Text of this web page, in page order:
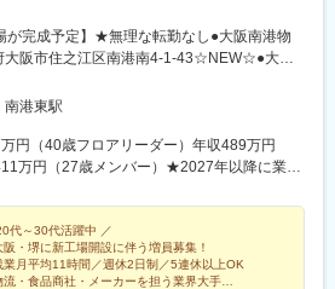
が完成予定】★無理な転勤なし●大阪南港物
大阪市住之江区南港南4-1-43☆NEW☆●大阪
府堺市堺区匠町11-3※入社後は「大阪南港物
なります。※新工場の完成後、配属先が「大
車かバス＞どのセンターも車通勤が可能！
り、実際に社員の半数近くが車通勤です。バ
もありません！仕事が終わったらすんなり
＜転勤について＞最大限考慮して、無理な
※受動喫煙対策：屋内全面禁煙（屋外に喫煙ス
南港東駅
円（40歳フロアリーダー）年収489万円
万円（27歳メンバー）★2027年以降に業界
その他手当（家族手当・残業手当など）＼
／社員の負担を減らすため、できる限り月
収入を実現！「残業代がないと困る」との心
代～30代活躍中 ／
・堺に新工場開設に伴う増員募集！
月平均11時間／週休2日制／5連休以上OK
・食品商社・メーカーを担う業界大手